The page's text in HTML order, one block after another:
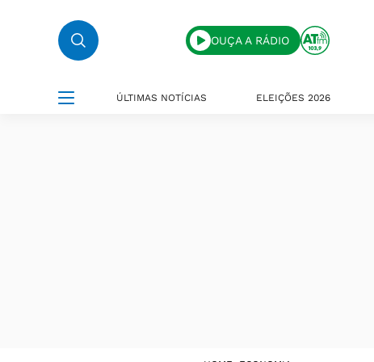
OUÇA A RÁDIO
ÚLTIMAS NOTÍCIAS ELEIÇÕES 2026